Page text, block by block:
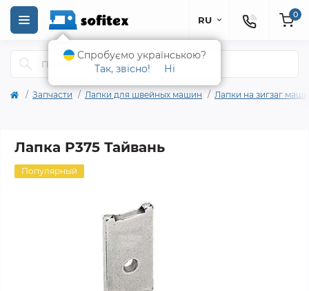
RU 0
Запчасти Лапки для швейных машин Лапки на зигзаг
Лапка P375 Тайвань
Популярный
Спробуємо українською?
Так, звісно!
Ні